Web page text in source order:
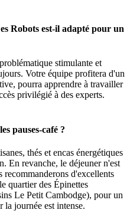
Robots est-il adapté pour un
stimulante et
Votre équipe profitera d'un
pourra apprendre à travailler
privilégié à des experts.
pauses‑café ?
thés et encas énergétiques
En revanche, le déjeuner n'est
recommanderons d'excellents
quartier des Épinettes
Le Petit Cambodge), pour un
la journée est intense.